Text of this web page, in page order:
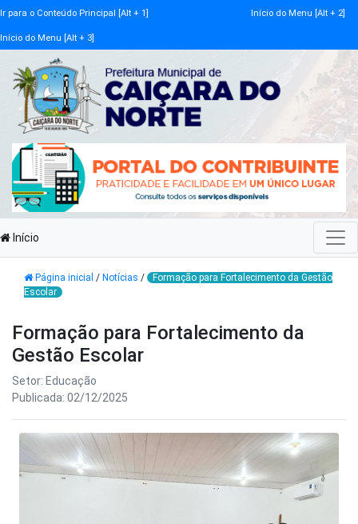
Ir para o Conteúdo Principal [Alt + 1] Início do Menu [Alt + 2]
Início do Menu [Alt + 3]
Início
Página inicial / Notícias /
Formação para Fortalecimento da Gestão
Escolar
Formação para Fortalecimento da
Gestão Escolar
Setor: Educação
Publicada: 02/12/2025